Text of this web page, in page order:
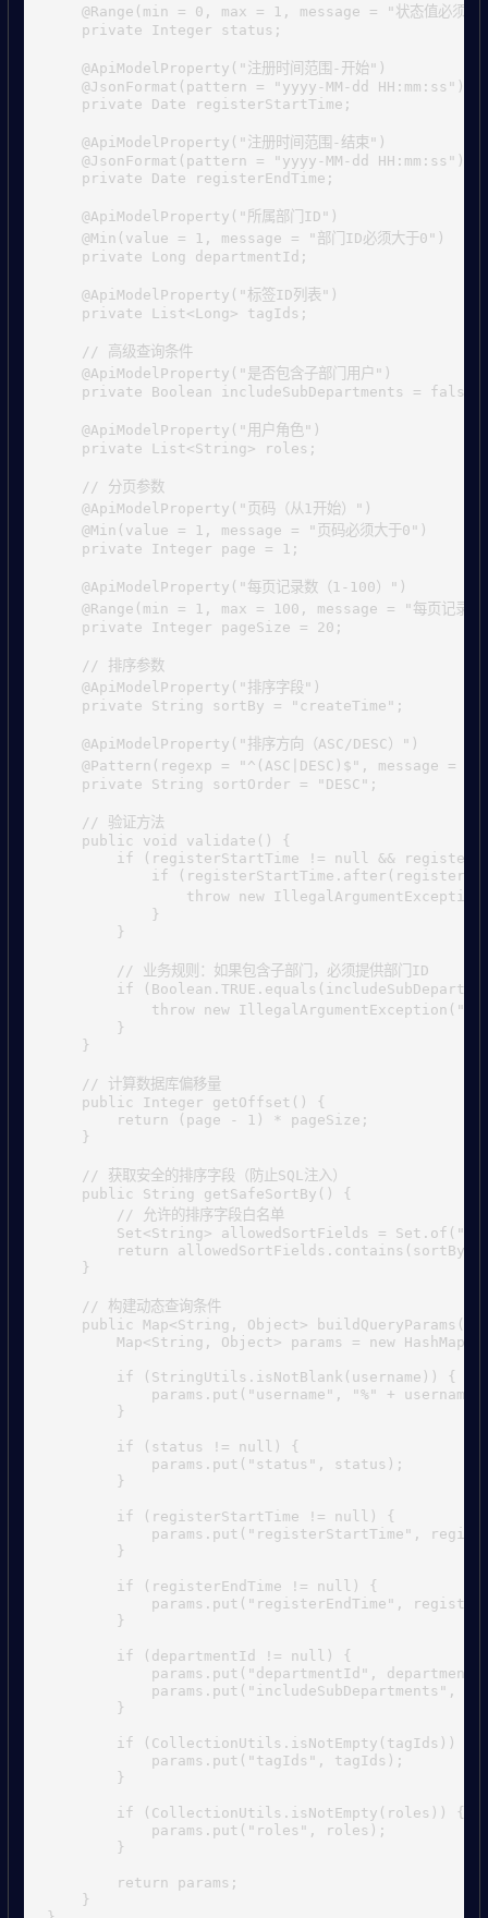
@Range(min = 0, max = 1, message = "状态值必须为
    private Integer status;
    @ApiModelProperty("注册时间范围-开始")
    @JsonFormat(pattern = "yyyy-MM-dd HH:mm:ss")
    private Date registerStartTime;
    @ApiModelProperty("注册时间范围-结束")
    @JsonFormat(pattern = "yyyy-MM-dd HH:mm:ss")
    private Date registerEndTime;
    @ApiModelProperty("所属部门ID")
    @Min(value = 1, message = "部门ID必须大于0")
    private Long departmentId;
    @ApiModelProperty("标签ID列表")
    private List<Long> tagIds;
    // 高级查询条件
    @ApiModelProperty("是否包含子部门用户")
    private Boolean includeSubDepartments = false;
    @ApiModelProperty("用户角色")
    private List<String> roles;
    // 分页参数
    @ApiModelProperty("页码（从1开始）")
    @Min(value = 1, message = "页码必须大于0")
    private Integer page = 1;
    @ApiModelProperty("每页记录数（1-100）")
@Range(min = 1, max = 100, message = "每页记录数
    private Integer pageSize = 20;
    // 排序参数
    @ApiModelProperty("排序字段")
    private String sortBy = "createTime";
    @ApiModelProperty("排序方向（ASC/DESC）")
@Pattern(regexp = "^(ASC|DESC)$", message = "排
    private String sortOrder = "DESC";
    // 验证方法
    public void validate() {
if (registerStartTime != null &&
if
throw new IllegalArgumentException("
            }
        }
        // 业务规则：如果包含子部门，必须提供部门ID
if
throw new IllegalArgumentException("包含
        }
    }
    // 计算数据库偏移量
    public Integer getOffset() {
        return (page - 1) * pageSize;
    }
    // 获取安全的排序字段（防止SQL注入）
    public String getSafeSortBy() {
        // 允许的排序字段白名单
Set<String> allowedSortFields =
return allowedSortFields.contains(sortBy)
    }
    // 构建动态查询条件
public Map<String, Object> buildQueryParams()
Map<String, Object> params = new
        if (StringUtils.isNotBlank(username)) {
params.put("username", "%" +
        }
        if (status != null) {
            params.put("status", status);
        }
        if (registerStartTime != null) {
params.put("registerStartTime",
        }
        if (registerEndTime != null) {
params.put("registerEndTime",
        }
        if (departmentId != null) {
params.put("departmentId",
params.put("includeSubDepartments",
        }
        if (CollectionUtils.isNotEmpty(tagIds)) {
            params.put("tagIds", tagIds);
        }
        if (CollectionUtils.isNotEmpty(roles)) {
            params.put("roles", roles);
        }
        return params;
    }